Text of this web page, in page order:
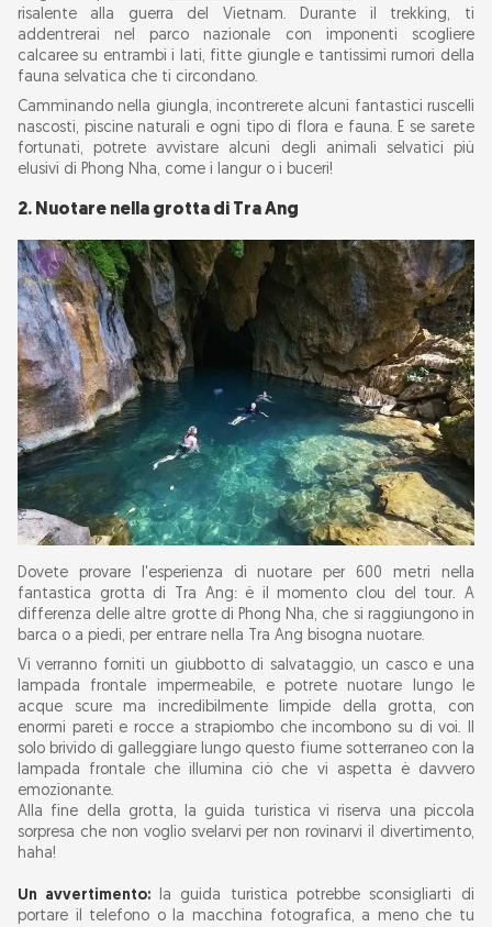
risalente alla guerra del Vietnam. Durante il trekking, ti
addentrerai nel parco nazionale con imponenti scogliere
calcaree su entrambi i lati, fitte giungle e tantissimi rumori della
fauna selvatica che ti circondano.
Camminando nella giungla, incontrerete alcuni fantastici ruscelli
nascosti, piscine naturali e ogni tipo di flora e fauna. E se sarete
fortunati, potrete avvistare alcuni degli animali selvatici più
elusivi di Phong Nha, come i langur o i buceri!
2. Nuotare nella grotta di Tra Ang
Dovete provare l'esperienza di nuotare per 600 metri nella
fantastica grotta di Tra Ang: è il momento clou del tour. A
differenza delle altre grotte di Phong Nha, che si raggiungono in
barca o a piedi, per entrare nella Tra Ang bisogna nuotare.
Vi verranno forniti un giubbotto di salvataggio, un casco e una
lampada frontale impermeabile, e potrete nuotare lungo le
acque scure ma incredibilmente limpide della grotta, con
enormi pareti e rocce a strapiombo che incombono su di voi. Il
solo brivido di galleggiare lungo questo fiume sotterraneo con la
lampada frontale che illumina ciò che vi aspetta è davvero
emozionante.
Alla fine della grotta, la guida turistica vi riserva una piccola
sorpresa che non voglio svelarvi per non rovinarvi il divertimento,
haha!
Un avvertimento:
la guida turistica potrebbe sconsigliarti di
portare il telefono o la macchina fotografica, a meno che tu